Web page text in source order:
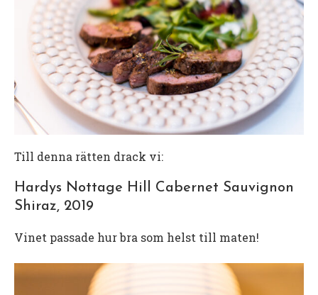
Till denna rätten drack vi:
Hardys Nottage Hill Cabernet Sauvignon
Shiraz, 2019
Vinet passade hur bra som helst till maten!